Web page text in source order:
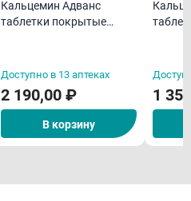
Кальцемин Адванс
таблетки покрытые
Доступно в 13 аптеках
2 190,00 ₽
В корзину
1